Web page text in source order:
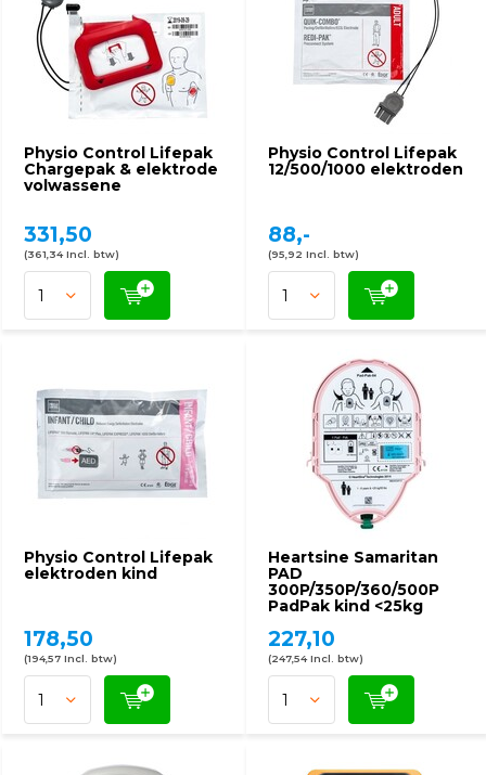
Physio Control Lifepak
Chargepak & elektrode
volwassene
331,50
(361,34 Incl. btw)
Physio Control Lifepak
12/500/1000 elektroden
88,-
(95,92 Incl. btw)
Physio Control Lifepak
elektroden kind
178,50
(194,57 Incl. btw)
Heartsine Samaritan
PAD
300P/350P/360/500P
PadPak kind <25kg
227,10
(247,54 Incl. btw)